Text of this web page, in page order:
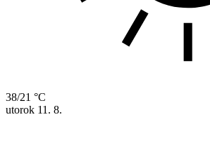
38/21 °C
utorok 11. 8.